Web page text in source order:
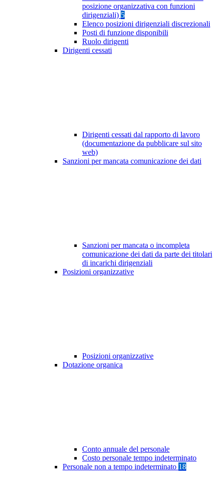
posizione organizzativa con funzioni
dirigenziali) 5
Elenco posizioni dirigenziali discrezionali
Posti di funzione disponibili
Ruolo dirigenti
Dirigenti cessati
Dirigenti cessati dal rapporto di lavoro
(documentazione da pubblicare sul sito
web)
Sanzioni per mancata comunicazione dei dati
Sanzioni per mancata o incompleta
comunicazione dei dati da parte dei titolari
di incarichi dirigenziali
Posizioni organizzative
Posizioni organizzative
Dotazione organica
Conto annuale del personale
Costo personale tempo indeterminato
Personale non a tempo indeterminato 18